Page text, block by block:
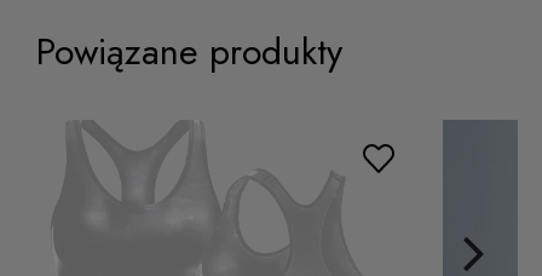
Powiązane produkty